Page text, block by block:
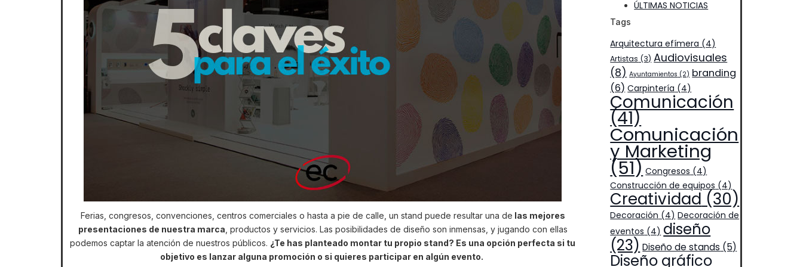
Ferias, congresos, convenciones, centros comerciales o hasta a pie de calle, un stand puede resultar una de las mejores
presentaciones de nuestra marca , productos y servicios. Las posibilidades de diseño son inmensas, y jugando con ellas
podemos captar la atención de nuestros públicos. ¿Te has planteado montar tu propio stand? Es una opción perfecta si tu
objetivo es lanzar alguna promoción o si quieres participar en algún evento.
ÚLTIMAS NOTICIAS
Tags
Arquitectura efímera (4)
Artistas (3) Audiovisuales
(8) Ayuntamientos (2) branding
(6) Carpintería (4)
Comunicación
(41)
Comunicación
y Marketing
(51) Congresos (4)
Construcción de equipos (4)
Creatividad (30)
Decoración (4) Decoración de
eventos (4) diseño
(23) Diseño de stands (5)
Diseño gráfico